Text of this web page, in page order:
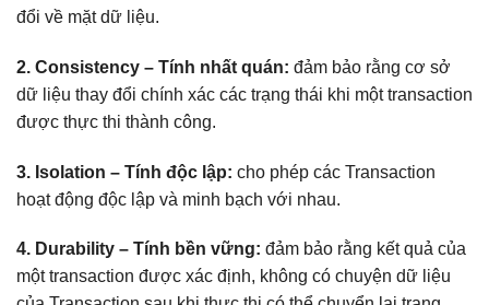
đổi về mặt dữ liệu.
2. Consistency – Tính nhất quán: đảm bảo rằng cơ sở
dữ liệu thay đổi chính xác các trạng thái khi một transaction
được thực thi thành công.
3. Isolation – Tính độc lập: cho phép các Transaction
hoạt động độc lập và minh bạch với nhau.
4. Durability – Tính bền vững: đảm bảo rằng kết quả của
một transaction được xác định, không có chuyện dữ liệu